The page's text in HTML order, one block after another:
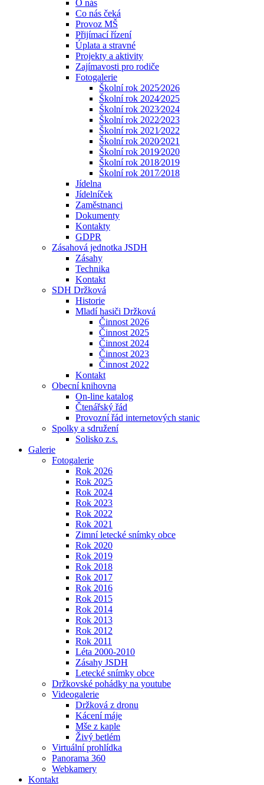
O nás
Co nás čeká
Provoz MŠ
Přijímací řízení
Úplata a stravné
Projekty a aktivity
Zajímavosti pro rodiče
Fotogalerie
Školní rok 2025⁄2026
Školní rok 2024⁄2025
Školní rok 2023⁄2024
Školní rok 2022⁄2023
Školní rok 2021⁄2022
Školní rok 2020⁄2021
Školní rok 2019⁄2020
Školní rok 2018⁄2019
Školní rok 2017⁄2018
Jídelna
Jídelníček
Zaměstnanci
Dokumenty
Kontakty
GDPR
Zásahová jednotka JSDH
Zásahy
Technika
Kontakt
SDH Držková
Historie
Mladí hasiči Držková
Činnost 2026
Činnost 2025
Činnost 2024
Činnost 2023
Činnost 2022
Kontakt
Obecní knihovna
On-line katalog
Čtenářský řád
Provozní řád internetových stanic
Spolky a sdružení
Solisko z.s.
Galerie
Fotogalerie
Rok 2026
Rok 2025
Rok 2024
Rok 2023
Rok 2022
Rok 2021
Zimní letecké snímky obce
Rok 2020
Rok 2019
Rok 2018
Rok 2017
Rok 2016
Rok 2015
Rok 2014
Rok 2013
Rok 2012
Rok 2011
Léta 2000-2010
Zásahy JSDH
Letecké snímky obce
Držkovské pohádky na youtube
Videogalerie
Držková z dronu
Kácení máje
Mše z kaple
Živý betlém
Virtuální prohlídka
Panorama 360
Webkamery
Kontakt